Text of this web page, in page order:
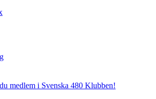
medlem i Svenska 480 Klubben!